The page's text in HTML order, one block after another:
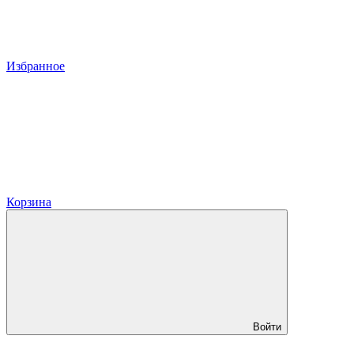
Избранное
Корзина
Войти